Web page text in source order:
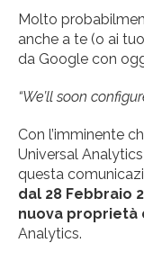
Molto
anche a te (o ai
da Google con
“We’ll soon
Con l’imminente
Universal
questa
dal 28 Febbraio
nuova proprietà
Analytics.